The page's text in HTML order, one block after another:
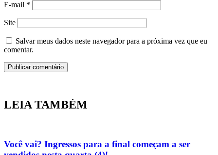
E-mail *
Site
Salvar meus dados neste navegador para a próxima vez que eu
comentar.
LEIA TAMBÉM
Você vai? Ingressos para a final começam a ser